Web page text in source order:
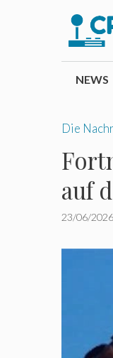
NEWS
Die
auf
23/06/2026